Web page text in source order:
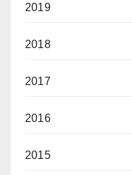
2019
2018
2017
2016
2015